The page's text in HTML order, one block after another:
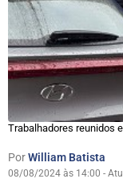
Trabalhadores reunidos
PorWilliam Batista
08/08/2024 às 14:00 -